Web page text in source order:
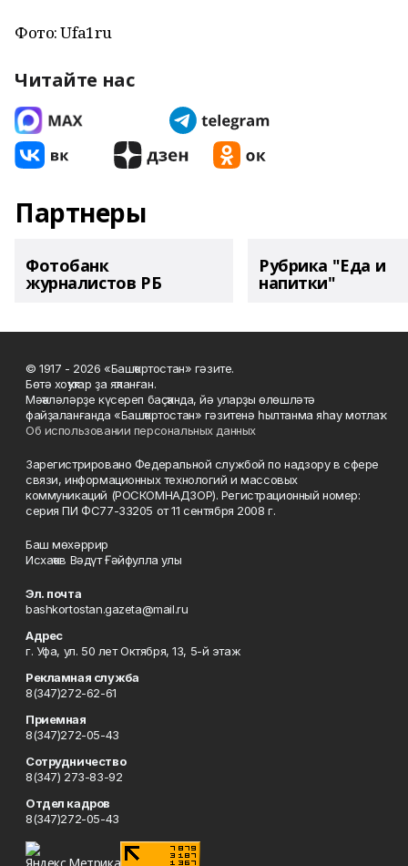
Фото: Ufa1ru
Читайте нас
Партнеры
Фотобанк
журналистов РБ
Рубрика "Еда и
напитки"
© 1917 - 2026 «Башҡортостан» гәзите.
Бөтә хоҡуҡтар ҙа яҡланған.
Мәҡәләләрҙе күсереп баҫҡанда, йә уларҙы өлөшләтә
файҙаланғанда «Башҡортостан» гәзитенә һылтанма яһау мотлаҡ.
Об использовании персональных данных
Зарегистрировано Федеральной службой по надзору в сфере
связи, информационных технологий и массовых
коммуникаций (РОСКОМНАДЗОР). Регистрационный номер:
серия ПИ ФС77-33205 от 11 сентября 2008 г.
Баш мөхәррир
Исхаҡов Вәдүт Ғәйфулла улы
Эл. почта
bashkortostan.gazeta@mail.ru
Адрес
г. Уфа, ул. 50 лет Октября, 13, 5-й этаж
Рекламная служба
8(347)272-62-61
Приемная
8(347)272-05-43
Сотрудничество
8(347) 273-83-92
Отдел кадров
8(347)272-05-43